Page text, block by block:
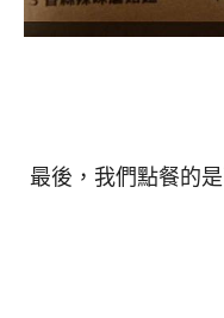
最後，我們點餐的